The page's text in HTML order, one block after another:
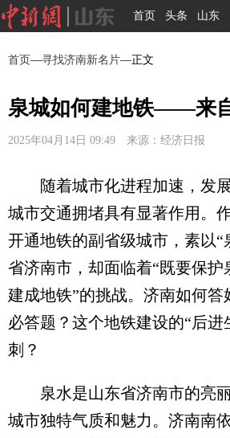
首页 头条 山东
首页—寻找济南新名片—正文
泉城如何建地铁——来
2025年04月14日 09:49 来源：经济日报
随着城市化进程加速，发展
城市交通拥堵具有显著作用。
开通地铁的副省级城市，素以“
省济南市，却面临着“既要保护
建成地铁”的挑战。济南如何答
必答题？这个地铁建设的“后进
刺？
泉水是山东省济南市的亮丽
城市独特气质和魅力。济南南